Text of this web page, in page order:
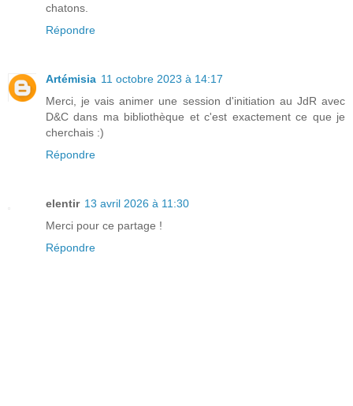
chatons.
Répondre
Artémisia 11 octobre 2023 à 14:17
Merci, je vais animer une session d'initiation au JdR avec
D&C dans ma bibliothèque et c'est exactement ce que je
cherchais :)
Répondre
elentir 13 avril 2026 à 11:30
Merci pour ce partage !
Répondre